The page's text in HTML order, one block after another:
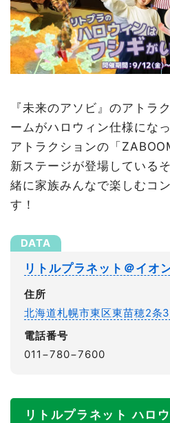
『未来のアソビ』のアトラ
ームがハロウィン仕様にな
アトラクションの「
新ステージが登場している
緒に家族みんなで楽しむコ
す！
リトルプラネット＠イオ
住所
北海道札幌市東区東苗穂2条
電話番号
011−780−7600
リトルプラネット ハ